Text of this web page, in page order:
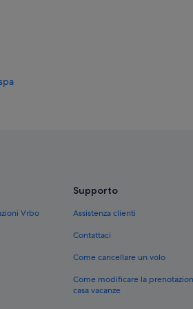
Vrbo
Supporto
Assistenza clienti
Contattaci
Come cancellare un volo
Come modificare la
casa vacanze